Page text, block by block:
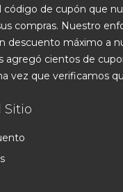
código de cupón que
compras. Nuestro
descuento máximo a
agregó cientos de
vez que verificamos
Sitio